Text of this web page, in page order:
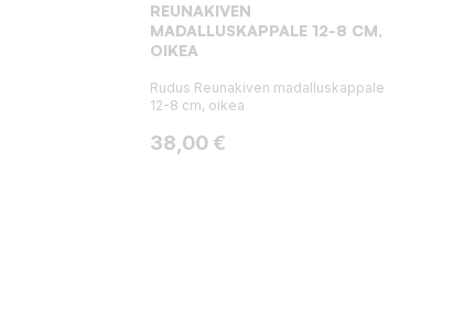
REUNAKIVEN
MADALLUSKAPPALE 12-8 CM,
OIKEA
Rudus Reunakiven madalluskappale
12-8 cm, oikea
Hinta
38,00 €